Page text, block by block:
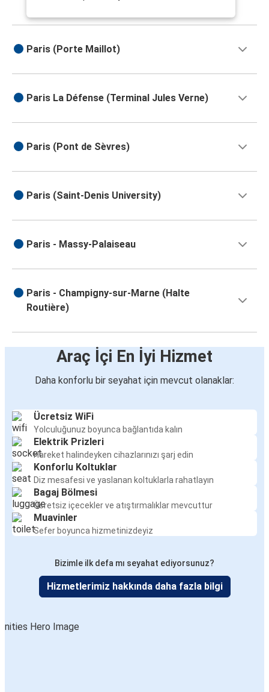
Paris (Porte Maillot)
Paris La Défense (Terminal Jules Verne)
Paris (Pont de Sèvres)
Paris (Saint-Denis University)
Paris - Massy-Palaiseau
Paris - Champigny-sur-Marne (Halte
Routière)
Araç İçi En İyi Hizmet
Daha konforlu bir seyahat için mevcut olanaklar:
Ücretsiz WiFi
Yolculuğunuz boyunca bağlantıda kalın
Elektrik Prizleri
Hareket halindeyken cihazlarınızı şarj edin
Konforlu Koltuklar
Diz mesafesi ve yaslanan koltuklarla rahatlayın
Bagaj Bölmesi
Ücretsiz içecekler ve atıştırmalıklar mevcuttur
Muavinler
Sefer boyunca hizmetinizdeyiz
Bizimle ilk defa mı seyahat ediyorsunuz?
Hizmetlerimiz hakkında daha fazla bilgi